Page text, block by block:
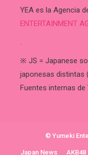
YEA es la Agencia
ENTERTAINMENT
.
※ JS = Japanese
japonesas distintas
Fuentes internas
© Yumeki
Japan News AKB48